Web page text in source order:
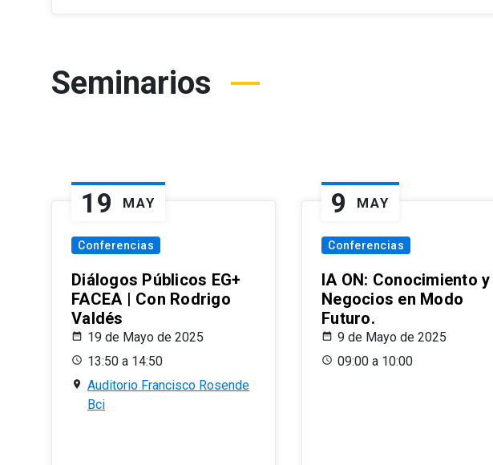
Seminarios
19 MAY
Conferencias
Diálogos Públicos EG+
FACEA | Con Rodrigo
Valdés
19 de Mayo de 2025
13:50 a 14:50
Auditorio Francisco Rosende
Bci
9 MAY
Conferencias
IA ON: Conocimiento y
Negocios en Modo
Futuro.
9 de Mayo de 2025
09:00 a 10:00